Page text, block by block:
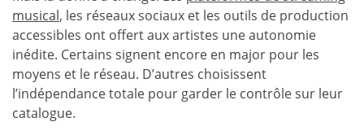
musical, les réseaux sociaux et les outils de production
accessibles ont offert aux artistes une autonomie
inédite. Certains signent encore en major pour les
moyens et le réseau. D’autres choisissent
l’indépendance totale pour garder le contrôle sur leur
catalogue.